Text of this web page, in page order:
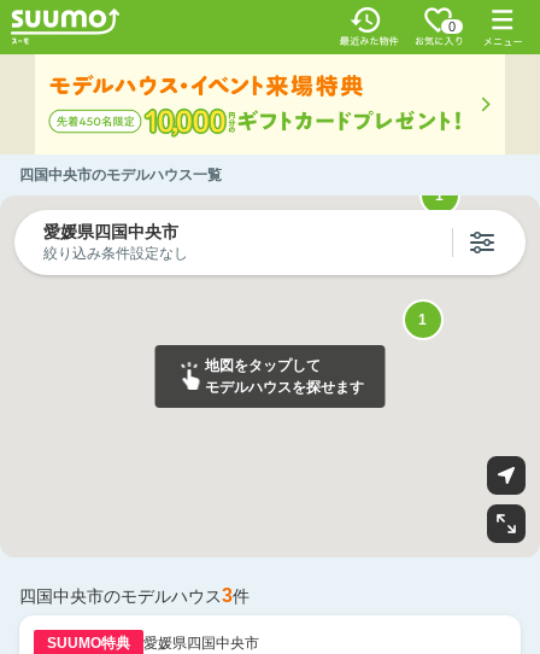
0
四国中央市のモデルハウス一覧
1
1
愛媛県四国中央市
絞り込み条件設定なし
地図をタップして
モデルハウスを探せます
四国中央市のモデルハウス3件
SUUMO特典 愛媛県四国中央市